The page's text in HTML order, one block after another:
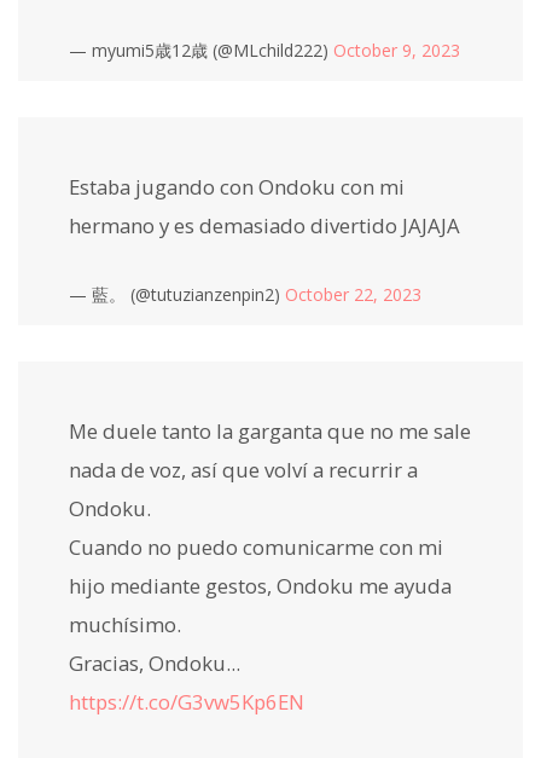
— myumi5歳12歳 (@MLchild222) October 9, 2023
Estaba jugando con Ondoku con mi
hermano y es demasiado divertido JAJAJA
— 藍。 (@tutuzianzenpin2) October 22, 2023
Me duele tanto la garganta que no me sale
nada de voz, así que volví a recurrir a
Ondoku.
Cuando no puedo comunicarme con mi
hijo mediante gestos, Ondoku me ayuda
muchísimo.
Gracias, Ondoku...
https://t.co/G3vw5Kp6EN